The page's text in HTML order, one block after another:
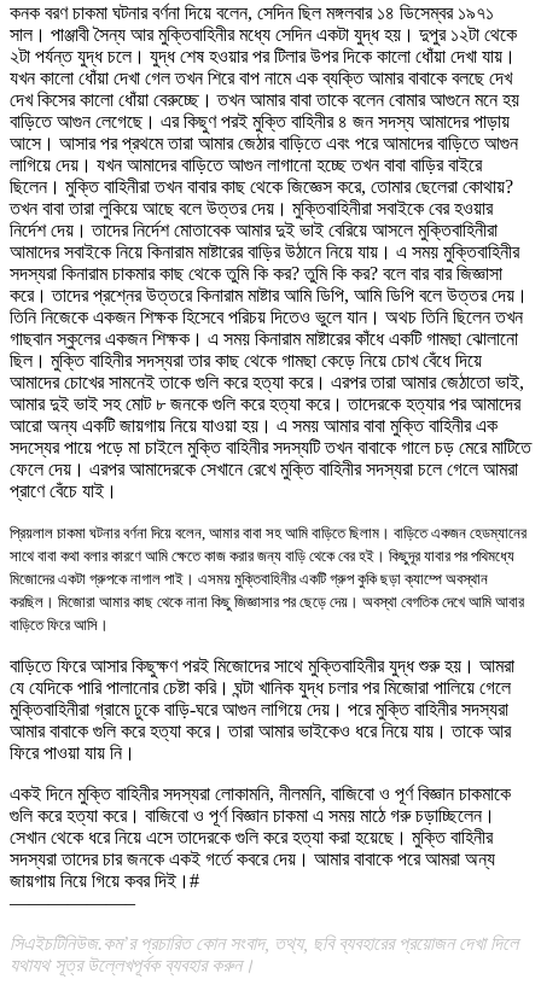
কনক বরণ চাকমা ঘটনার বর্ণনা দিয়ে বলেন, সেদিন ছিল মঙ্গলবার ১৪ ডিসেম্বর ১৯৭১
সাল। পাঞ্জাবী সৈন্য আর মুক্তিবাহিনীর মধ্যে সেদিন একটা যুদ্ধ হয় । দুপুর ১২টা থেকে
২টা পর্যন্ত যুদ্ধ চলে। যুদ্ধ শেষ হওয়ার পর টিলার উপর দিকে কালো ধোঁয়া দেখা যায় ।
যখন কালো ধোঁয়া দেখা গেল তখন শিরে বাপ নামে এক ব্যক্তি আমার বাবাকে বলছে দেখ
দেখ কিসের কালো ধোঁয়া বেরুচ্ছে ।তখন আমার বাবা তাকে বলেন বোমার আগুনে মনে হয়
বাড়িতে আগুন লেগেছে। এর কিছুণ পরই মুক্তি বাহিনীর ৪ জন সদস্য আমাদের পাড়ায়
আসে। আসার পর প্রথমে তারা আমার জেঠার বাড়িতে এবং পরে আমাদের বাড়িতে আগুন
লাগিয়ে দেয় । যখন আমাদের বাড়িতে আগুন লাগানো হচ্ছে তখন বাবা বাড়ির বাইরে
ছিলেন। মুক্তি বাহিনীরা তখন বাবার কাছ থেকে জিজ্ঞেস করে, তোমার ছেলেরা কোথায়?
তখন বাবা তারা লুকিয়ে আছে বলে উত্তর দেয় । মুক্তিবাহিনীরা সবাইকে বের হওয়ার
নির্দেশ দেয় ।তাদের নির্দেশ মোতাবেক আমার দুই ভাই বেরিয়ে আসলে মুক্তিবাহিনীরা
আমাদের সবাইকে নিয়ে কিনারাম মাষ্টারের বাড়ির উঠানে নিয়ে যায় । এ সময় মুক্তিবাহিনীর
সদস্যরা কিনারাম চাকমার কাছ থেকে তুমি কি কর?তুমি কি কর? বলে বার বার জিজ্ঞাসা
করে।তাদের প্রশ্নের উত্তরে কিনারাম মাষ্টার আমি ডিপি, আমি ডিপি বলে উত্তর দেয় ।
তিনি নিজেকে একজন শিক্ষক হিসেবে পরিচয় দিতেও ভুলে যান। অথচ তিনি ছিলেন তখন
গাছবান স্কুলের একজন শিক্ষক । এ সময় কিনারাম মাষ্টারের কাঁধে একটি গামছা ঝোলানো
ছিল। মুক্তি বাহিনীর সদস্যরা তার কাছ থেকে গামছা কেড়ে নিয়ে চোখ বেঁধে দিয়ে
আমাদের চোখের সামনেই তাকে গুলি করে হত্যা করে। এরপর তারা আমার জেঠাতো ভাই,
আমার দুই ভাই সহ মোট ৮ জনকে গুলি করে হত্যা করে।তাদেরকে হত্যার পর আমাদের
আরো অন্য একটি জায়গায় নিয়ে যাওয়া হয় । এ সময় আমার বাবা মুক্তি বাহিনীর এক
সদস্যের পায়ে পড়ে মা চাইলে মুক্তি বাহিনীর সদস্যটি তখন বাবাকে গালে চড় মেরে মাটিতে
ফেলে দেয় । এরপর আমাদেরকে সেখানে রেখে মুক্তি বাহিনীর সদস্যরা চলে গেলে আমরা
প্রাণে বেঁচে যাই ।
প্রিয়লাল চাকমা ঘটনার বর্ণনা দিয়ে বলেন আমার বাবা সহ আমি বাড়িতে ছিলাম । বাড়িতে একজন হেডম্যানের
সাথে বাবা কথা বলার কারণে আমি ক্ষেতে কাজ করার জন্য বাড়ি থেকে বের হই । কিছুদূর যাবার পর পথিমধ্যে
মিজোদের একটা গ্রুপকে নাগাল পাই । এসময় মুক্তিবাহিনীর একটি গ্রুপ কুকি ছড়া ক্যাম্পে অবস্থান
করছিল । মিজোরা আমার কাছ থেকে নানা কিছু জিজ্ঞাসার পর ছেড়ে দেয় । অবস্থা বেগতিক দেখে আমি আবার
বাড়িতে ফিরে আসি ।
বাড়িতে ফিরে আসার কিছুক্ষণ পরই মিজোদের সাথে মুক্তিবাহিনীর যুদ্ধ শুরু হয় । আমরা
যে যেদিকে পারি পালানোর চেষ্টা করি। ঘন্টা খানিক যুদ্ধ চলার পর মিজোরা পালিয়ে গেলে
মুক্তিবাহিনীরা গ্রামে ঢুকে বাড়ি-ঘরে আগুন লাগিয়ে দেয় । পরে মুক্তি বাহিনীর সদস্যরা
আমার বাবাকে গুলি করে হত্যা করে।তারা আমার ভাইকেও ধরে নিয়ে যায় ।তাকে আর
ফিরে পাওয়া যায় নি।
একই দিনে মুক্তি বাহিনীর সদস্যরা লোকামনি, নীলমনি, বাজিবো ও পূর্ণ বিজ্ঞান চাকমাকে
গুলি করে হত্যা করে। বাজিবো ও পূর্ণ বিজ্ঞান চাকমা এ সময় মাঠে গরু চড়াচ্ছিলেন।
সেখান থেকে ধরে নিয়ে এসে তাদেরকে গুলি করে হত্যা করা হয়েছে। মুক্তি বাহিনীর
সদস্যরা তাদের চার জনকে একই গর্তে কবরে দেয় । আমার বাবাকে পরে আমরা অন্য
জায়গায় নিয়ে গিয়ে কবর দিই ।#
——————–
সিএইচটিনিউজ.কম’র প্রচারিত কোন সংবাদ, তথ্য, ছবি ব্যবহারের প্রয়োজন দেখা দিলে
যথাযথ সূত্র উল্লেখপূর্বক ব্যবহার করুন।